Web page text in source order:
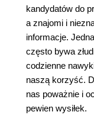
kandydatów do
a znajomi i
informacje.
często bywa
codzienne
naszą korzyść.
nas poważnie i
pewien wysiłek.